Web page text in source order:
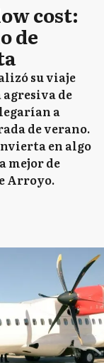
cost:
de
su viaje
de
a
de verano.
en algo
mejor de
Arroyo.